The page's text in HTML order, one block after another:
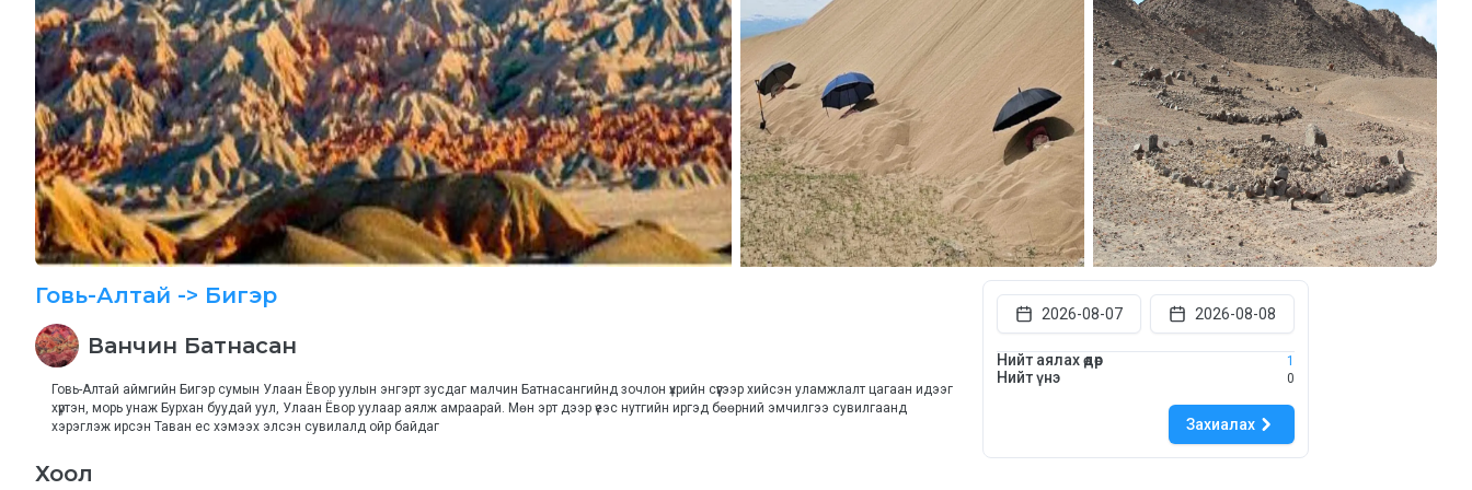
Говь-Алтай -> Бигэр
Ванчин Батнасан
Говь-Алтай аймгийн Бигэр сумын Улаан Ёвор уулын энгэрт зусдаг малчин Батнасангийнд зочлон үхрийн сүүгээр хийсэн уламжлалт цагаан идээг
хүртэн, морь унаж Бурхан буудай уул, Улаан Ёвор уулаар аялж амраарай. Мөн эрт дээр үеэс нутгийн иргэд бөөрний эмчилгээ сувилгаанд
хэрэглэж ирсэн Таван ес хэмээх элсэн сувилалд ойр байдаг
Хоол
2026-08-07 2026-08-08
Нийт аялах өдөр 1
Нийт үнэ 0
Захиалах